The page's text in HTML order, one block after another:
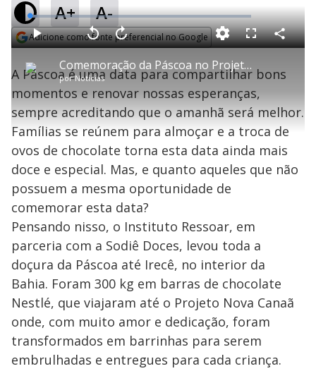
A+ A-
Adicione como fonte preferencial no Google
P
l
a
y
V
i
d
Comemoração da Páscoa no Projeto Nova Canaã, em Irecê na Bahia
porNotícias
P V
t
a
r
0
e
g
n
d
s
A
n
ç
a
1
s
e
u
n
o
s
M
u
d
o
L
o
a
d
e
3
.
4
6
%
F
s
e
n
C
o
a
r
h
a
A Páscoa é uma data para compartilhar bons
momentos e renovar nossas esperanças,
sempre acreditando que o amanhã será melhor.
Famílias se reúnem para almoçar e a troca de
ovos de chocolate torna esta data ainda mais
doce e especial. Mas, e quanto aqueles que não
possuem a mesma oportunidade de
comemorar esta data?
Pensando nisso, o Instituto Ressoar, em
parceria com a Sodiê Doces, levou toda a
doçura da Páscoa até Irecê, no interior da
Bahia. Foram 300 kg em barras de chocolate
Nestlé, que viajaram até o Projeto Nova Canaã
onde, com muito amor e dedicação, foram
transformados em barrinhas para serem
embrulhadas e entregues para cada criança.